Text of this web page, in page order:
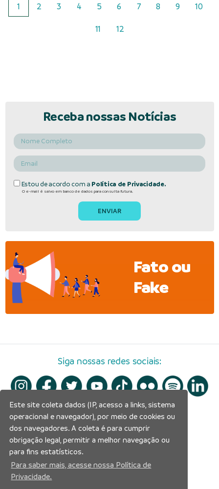
1 2 3 4 5 6 7 8 9 10
11 12
Receba nossas Notícias
Estou de acordo com a Política de Privacidade.
O e-mail é salvo em banco de dados para consulta futura.
Fato ou
Fake
Siga nossas redes sociais:
Este site coleta dados (IP, acesso a links, sistema
operacional e navegador), por meio de cookies ou
dos navegadores. A coleta é para cumprir
obrigação legal, permitir a melhor navegação ou
para fins estatísticos.
Para saber mais, acesse nossa Política de
Privacidade.